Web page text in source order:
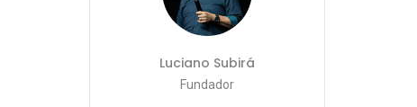
Luciano Subirá
Fundador